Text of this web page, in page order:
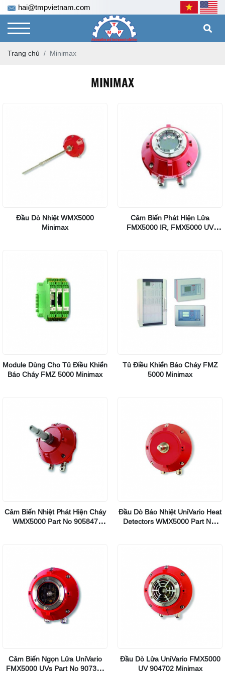
hai@tmpvietnam.com
Trang chủ Minimax
MINIMAX
Đầu Dò Nhiệt WMX5000
Minimax
Cảm Biến Phát Hiện Lửa
FMX5000 IR, FMX5000 UV
Module Dùng Cho Tủ Điều Khiển
Báo Cháy FMZ 5000 Minimax
Tủ Điều Khiển Báo Cháy FMZ
5000 Minimax
Cảm Biến Nhiệt Phát Hiện Cháy
WMX5000 Part No 905847
Đầu Dò Báo Nhiệt UniVario Heat
Detectors WMX5000 Part No.
Cảm Biến Ngọn Lửa UniVario
FMX5000 UVs Part No 907375
Đầu Dò Lửa UniVario FMX5000
UV 904702 Minimax